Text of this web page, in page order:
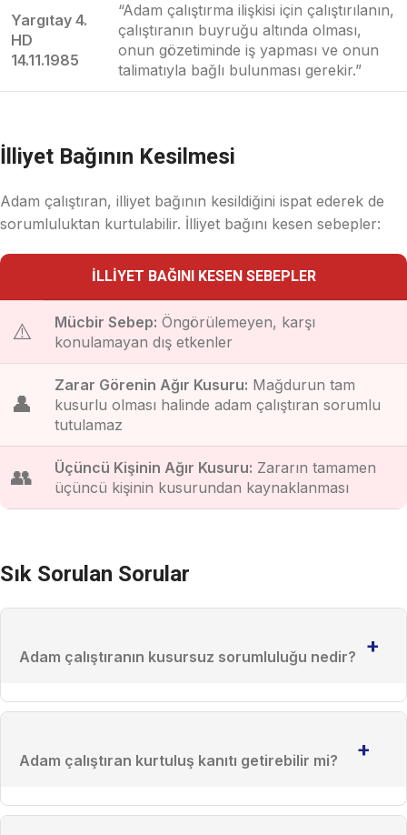
Yargıtay 4.
HD
14.11.1985
“Adam çalıştırma ilişkisi için çalıştırılanın,
çalıştıranın buyruğu altında olması,
onun gözetiminde iş yapması ve onun
talimatıyla bağlı bulunması gerekir.”
İlliyet Bağının Kesilmesi
Adam çalıştıran, illiyet bağının kesildiğini ispat ederek de
sorumluluktan kurtulabilir. İlliyet bağını kesen sebepler:
İLLIYET BAĞINI KESEN SEBEPLER
⚠️ Mücbir Sebep: Öngörülemeyen, karşı
konulamayan dış etkenler
👤
Zarar Görenin Ağır Kusuru: Mağdurun tam
kusurlu olması halinde adam çalıştıran sorumlu
tutulamaz
👥 Üçüncü Kişinin Ağır Kusuru: Zararın tamamen
üçüncü kişinin kusurundan kaynaklanması
Sık Sorulan Sorular
Adam çalıştıranın kusursuz sorumluluğu nedir? +
Adam çalıştıran kurtuluş kanıtı getirebilir mi? +